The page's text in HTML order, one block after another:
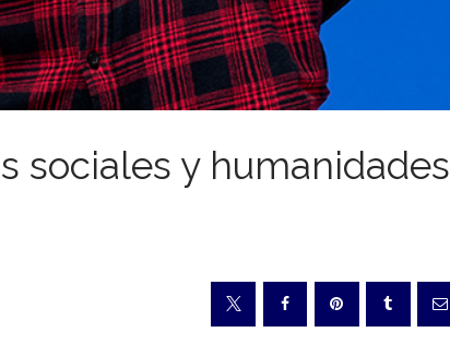
sociales y humanidades